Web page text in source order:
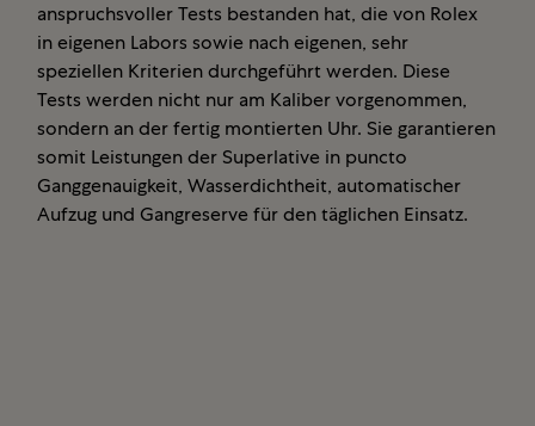
anspruchsvoller Tests bestanden hat, die von Rolex
in eigenen Labors sowie nach eigenen, sehr
speziellen Kriterien durchgeführt werden. Diese
Tests werden nicht nur am Kaliber vorgenommen,
sondern an der fertig montierten Uhr. Sie garantieren
somit Leistungen der Superlative in puncto
Ganggenauigkeit, Wasserdichtheit, automatischer
Aufzug und Gangreserve für den täglichen Einsatz.